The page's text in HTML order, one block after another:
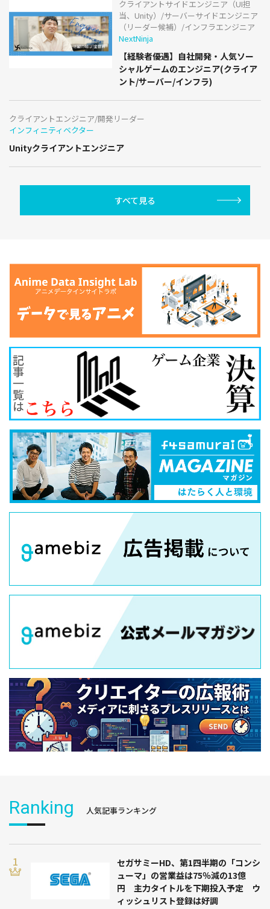
クライアントサイドエンジニア（UI担
当、Unity）/サーバーサイドエンジニア
（リーダー候補）/インフラエンジニア
NextNinja
【経験者優遇】自社開発・人気ソー
シャルゲームのエンジニア(クライア
ント/サーバー/インフラ)
クライアントエンジニア/開発リーダー
インフィニティベクター
Unityクライアントエンジニア
すべて見る
Ranking 人気記事ランキング
セガサミーHD、第1四半期の「コンシ
ューマ」の営業益は75％減の13億
円 主力タイトルを下期投入予定 ウ
ィッシュリスト登録は好調